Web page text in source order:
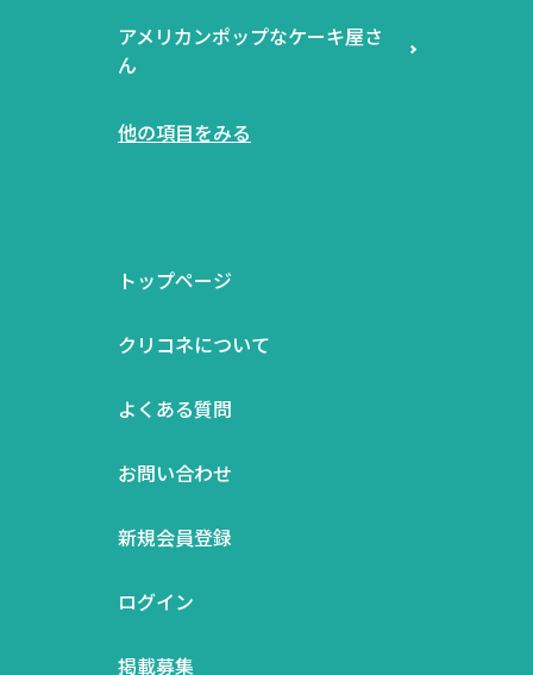
アメリカンポップなケーキ屋さ
ん
他の項目をみる
トップページ
クリコネについて
よくある質問
お問い合わせ
新規会員登録
ログイン
掲載募集